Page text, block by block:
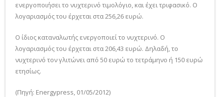
ενεργοποιήσει το νυχτερινό τιμολόγιο, και έχει τριφασικό. Ο
λογαριασμός του έρχεται στα 256,26 ευρώ.
Ο ίδιος καταναλωτής ενεργοποιεί το νυχτερινό. Ο
λογαριασμός του έρχεται στα 206,43 ευρώ. Δηλαδή, το
νυχτερινό τον γλιτώνει από 50 ευρώ το τετράμηνο ή 150 ευρώ
ετησίως.
(Πηγή: Energypress, 01/05/2012)